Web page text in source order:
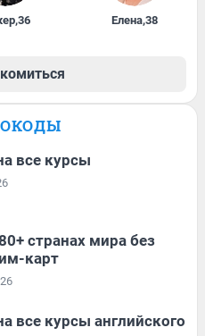
,36 Елена,38
все курсы
странах мира без
карт
все курсы английского